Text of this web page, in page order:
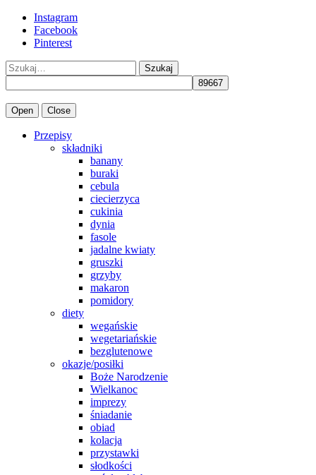
Instagram
Facebook
Pinterest
Szukaj
Open Close
Przepisy
składniki
banany
buraki
cebula
ciecierzyca
cukinia
dynia
fasole
jadalne kwiaty
gruszki
grzyby
makaron
pomidory
diety
wegańskie
wegetariańskie
bezglutenowe
okazje/posiłki
Boże Narodzenie
Wielkanoc
imprezy
śniadanie
obiad
kolacja
przystawki
słodkości